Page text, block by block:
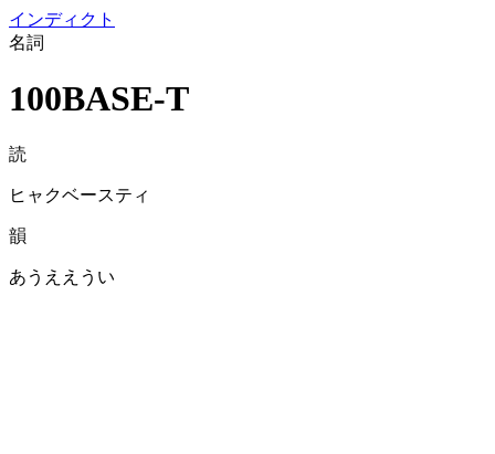
インディクト
名詞
100BASE-T
読
ヒャクベースティ
韻
あうええうい